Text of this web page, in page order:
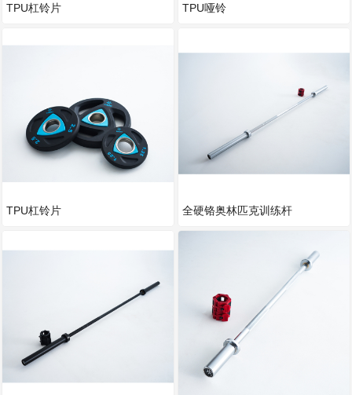
TPU杠铃片
TPU杠铃片
TPU哑铃
全硬铬奥林匹克训练杆